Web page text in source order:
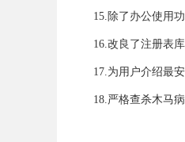
15.除了办公使用
16.改良了注册表
17.为用户介绍最
18.严格查杀木马